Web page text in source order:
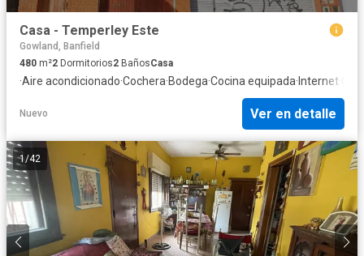
Casa - Temperley Este
Gowland, Banfield
480 m²2 Dormitorios2 BañosCasa
·Aire acondicionado·Cochera·Bodega·Cocina equipada·Internet·
Nuevo Ver en detalle
1/42